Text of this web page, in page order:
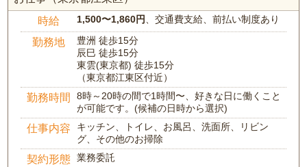
時給 1,500〜1,860円、交通費支給、前払い制度あり
勤務地
豊洲 徒歩15分
辰巳 徒歩15分
東雲(東京都) 徒歩15分
（東京都江東区付近）
勤務時間
8時～20時の間で1時間〜、好きな日に働くこと
が可能です。(候補の日時から選択)
仕事内容
キッチン、トイレ、お風呂、洗面所、リビン
グ、その他のお掃除
契約形態 業務委託